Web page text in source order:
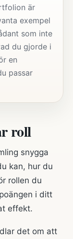
är
exempel
som inte
du gjorde i
en
passar
roll
snygga
kan, hur du
rollen du
i ditt
effekt.
det om att